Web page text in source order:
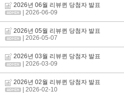
2026년 06월 리뷰퀸 당첨자 발표
| 2026-06-09
2026년 05월 리뷰퀸 당첨자 발표
| 2026-05-07
2026년 03월 리뷰퀸 당첨자 발표
| 2026-03-09
2026년 02월 리뷰퀸 당첨자 발표
| 2026-02-10